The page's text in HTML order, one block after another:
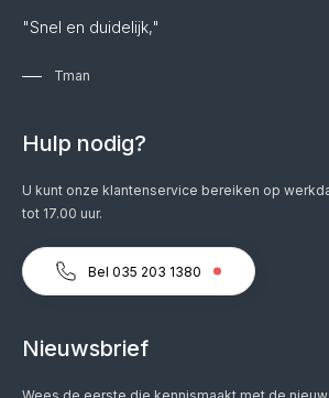
"Snel en duidelijk,"
Tman
Hulp nodig?
U kunt onze klantenservice bereiken op
tot 17.00 uur.
Bel 035 203 1380
Nieuwsbrief